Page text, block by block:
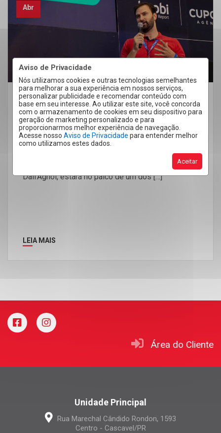
Aviso de Privacidade
Nós utilizamos cookies e outras tecnologias semelhantes
para melhorar a sua experiência em nossos serviços,
personalizar publicidade e recomendar conteúdo com
base em seu interesse. Ao utilizar este site, você concorda
com o armazenamento de cookies em seu dispositivo para
geração de marketing personalizado e para
proporcionarmos melhor experiência de navegação.
Acesse nosso Aviso de Privacidade para entender melhor
como utilizamos estes dados.
Aceitar
Abr
Novidades da Forthe
Forthe no palco do CUPOLA Summit
2024
sócio proprietário da Forthe Imobiliária, Fernando
Dall’Agnol, estará no palco de um dos […]
LEIA MAIS
Área do Cliente
Unidade Principal
Rua Marechal Cândido Rondon, 1593
Centro - Cascavel/PR